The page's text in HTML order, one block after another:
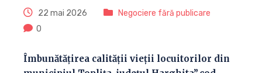
22 mai 2026
Negociere fără publicare
0
Îmbunătățirea calității vieții locuitorilor din